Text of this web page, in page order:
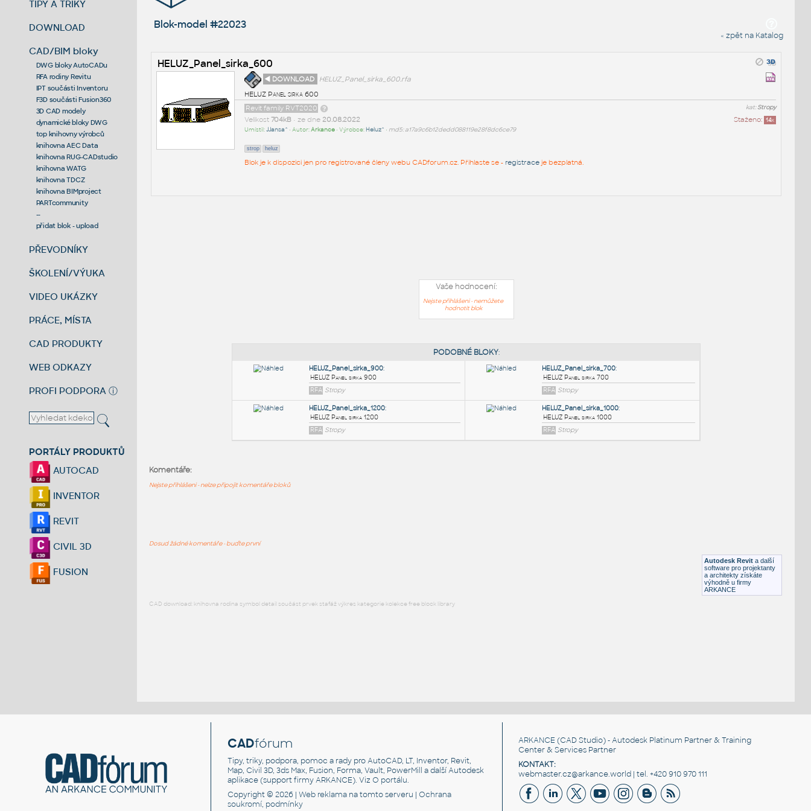
TIPY A TRIKY
DOWNLOAD
CAD/BIM bloky
DWG bloky AutoCADu
RFA rodiny Revitu
IPT součásti Inventoru
F3D součásti Fusion360
3D CAD modely
dynamické bloky DWG
top knihovny výrobců
knihovna AEC Data
knihovna RUG-CADstudio
knihovna WATG
knihovna TDCZ
knihovna BIMproject
PARTcommunity
--
přidat blok - upload
PŘEVODNÍKY
ŠKOLENÍ/VÝUKA
VIDEO UKÁZKY
PRÁCE, MÍSTA
CAD PRODUKTY
WEB ODKAZY
PROFI PODPORA ⓘ
PORTÁLY PRODUKTŮ
AUTOCAD
INVENTOR
REVIT
CIVIL 3D
FUSION
Blok-model #22023
« zpět na Katalog
HELUZ_Panel_sirka_600
◄ DOWNLOAD
HELUZ_Panel_sirka_600.rfa
HELUZ Panel sirka 600
kat:Stropy
Revit family RVT2020
Staženo: 14x
Velikost 704kB• ze dne 20.08.2022
Umístil:JJansa^ • Autor:Arkance• Výrobce: Heluz^ • md5: a17a9c6b12dedd088119e28f8dc6ce79
strop heluz
Blok je k dispozici jen pro registrované členy webu CADforum.cz. Přihlaste se - registraceje bezplatná.
Vaše hodnocení:
Nejste přihlášeni - nemůžete
hodnotit blok
Autodesk Revit a další
software pro projektanty
a architekty získáte
výhodně u firmy
ARKANCE
Komentáře:
Nejste přihlášeni - nelze připojit komentáře bloků
Dosud žádné komentáře - buďte první
CAD download: knihovna rodina symbol detail součást prvek stafáž výkres kategorie kolekce free block library
CADfórum
Tipy, triky, podpora, pomoc a rady pro AutoCAD, LT, Inventor, Revit,
Map, Civil 3D, 3ds Max, Fusion, Forma, Vault, PowerMill a další Autodesk
aplikace (support firmy ARKANCE). VizO portálu.
Copyright © 2026 |Web reklama na tomto serveru |Ochrana
soukromí, podmínky
ARKANCE (CAD Studio) - Autodesk Platinum Partner & Training
Center & Services Partner
KONTAKT:
webmaster.cz@arkance.world | tel. +420 910 970 111